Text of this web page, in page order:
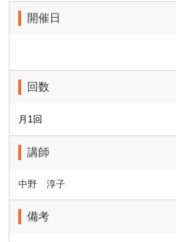
開催日
回数
月1回
講師
中野 淳子
備考